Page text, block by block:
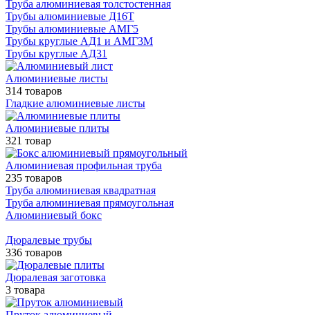
Труба алюминиевая толстостенная
Трубы алюминиевые Д16Т
Трубы алюминиевые АМГ5
Трубы круглые АД1 и АМГ3М
Трубы круглые АД31
Алюминиевые листы
314 товаров
Гладкие алюминиевые листы
Алюминиевые плиты
321 товар
Алюминиевая профильная труба
235 товаров
Труба алюминиевая квадратная
Труба алюминиевая прямоугольная
Алюминиевый бокс
Дюралевые трубы
336 товаров
Дюралевая заготовка
3 товара